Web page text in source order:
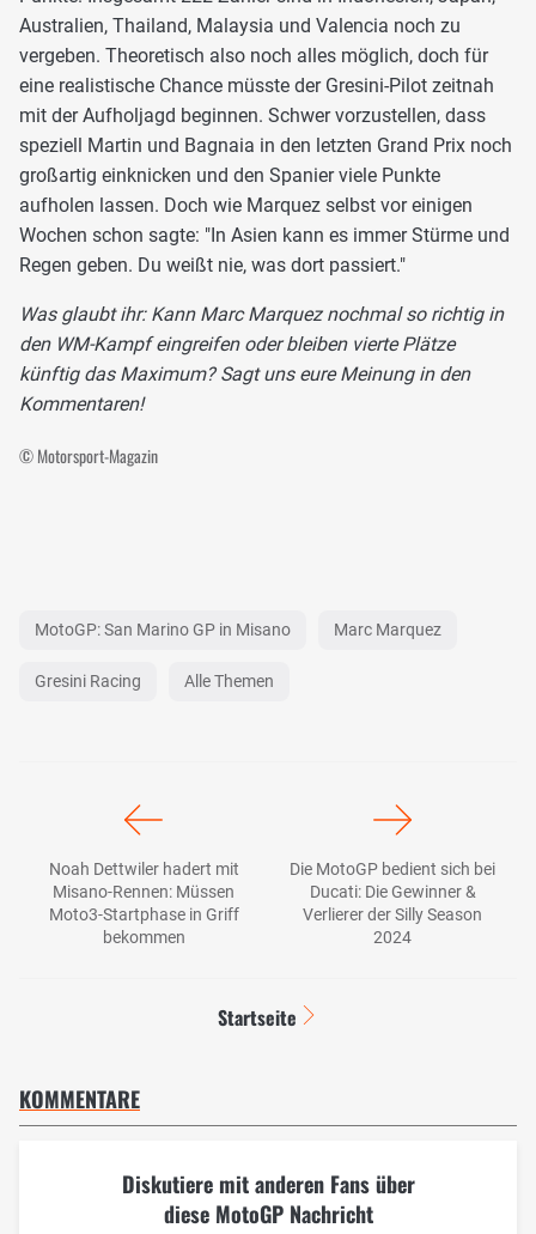
Australien, Thailand, Malaysia und Valencia noch zu
vergeben. Theoretisch also noch alles möglich, doch für
eine realistische Chance müsste der Gresini-Pilot zeitnah
mit der Aufholjagd beginnen. Schwer vorzustellen, dass
speziell Martin und Bagnaia in den letzten Grand Prix noch
großartig einknicken und den Spanier viele Punkte
aufholen lassen. Doch wie Marquez selbst vor einigen
Wochen schon sagte: "In Asien kann es immer Stürme und
Regen geben. Du weißt nie, was dort passiert."
Was glaubt ihr: Kann Marc Marquez nochmal so richtig in
den WM-Kampf eingreifen oder bleiben vierte Plätze
künftig das Maximum? Sagt uns eure Meinung in den
Kommentaren!
© Motorsport-Magazin
MotoGP: San Marino GP in Misano Marc Marquez
Gresini Racing Alle Themen
Noah Dettwiler hadert mit
Misano-Rennen: Müssen
Moto3-Startphase in Griff
bekommen
Die MotoGP bedient sich bei
Ducati: Die Gewinner &
Verlierer der Silly Season
2024
Startseite
KOMMENTARE
Diskutiere mit anderen Fans über
diese MotoGP Nachricht